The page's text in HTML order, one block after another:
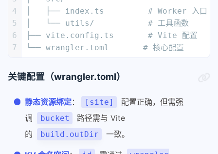
4
5
6
7
│   ├── index.ts         # Worker 入口
│   └── utils/           # 工具函数
├── vite.config.ts       # Vite 配置
└── wrangler.toml       # 核心配置
关键配置（wrangler.toml）
静态资源绑定： [site]
配置正确，但需强
调
bucket
路径需与 Vite
的
build.outDir 一致。